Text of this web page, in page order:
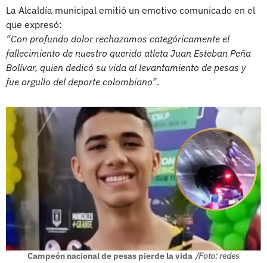
La Alcaldía municipal emitió un emotivo comunicado en el
que expresó:
“Con profundo dolor rechazamos categóricamente el
fallecimiento de nuestro querido atleta Juan Esteban Peña
Bolívar, quien dedicó su vida al levantamiento de pesas y
fue orgullo del deporte colombiano”.
Campeón nacional de pesas pierde la vida /Foto: redes